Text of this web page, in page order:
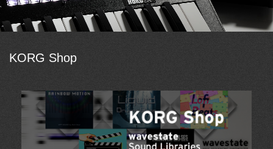
KORG Shop